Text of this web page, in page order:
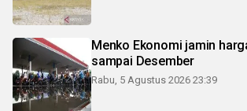
Menko Ekonomi jamin
sampai Desember
Rabu, 5 Agustus 2026 23:39